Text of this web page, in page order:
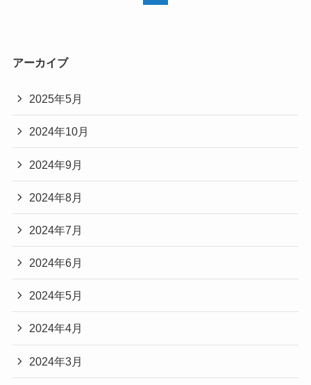
アーカイブ
2025年5月
2024年10月
2024年9月
2024年8月
2024年7月
2024年6月
2024年5月
2024年4月
2024年3月